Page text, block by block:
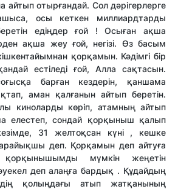
айтып отырғандай. Сол дәрігерлерге
осы кеткен миллиардтарды
едіңдер ғой ! Осыған ақша
ақша жеу ғой, негізі. Өз басым
қорқамын. Кәдімгі бір
естіледі ғой, Алла сақтасын.
барған кездерін, қаншама
аман қалғанын айтып беретін.
киноларды көріп, атамның айтып
елестеп, сондай қорқыныш қалып
31 желтоқсан күні , кешке
деп. Қорқамын деп айтуға
мүмкін жеңетін
деп алаңға бардық . Құдайдың
қолыңдағы атып жатқанының